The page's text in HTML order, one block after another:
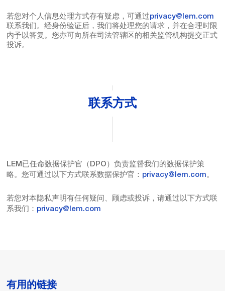
若您对个人信息处理方式存有疑虑，可通过privacy@lem.com
联系我们。经身份验证后，我们将处理您的请求，并在合理时限
内予以答复。您亦可向所在司法管辖区的相关监管机构提交正式
投诉。
联系方式
LEM已任命数据保护官（DPO）负责监督我们的数据保护策
略。您可通过以下方式联系数据保护官： privacy@lem.com。
若您对本隐私声明有任何疑问、顾虑或投诉，请通过以下方式联
系我们： privacy@lem.com
有用的链接